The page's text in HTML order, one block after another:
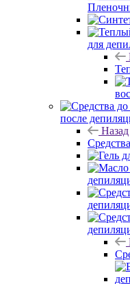
для
после
Назад